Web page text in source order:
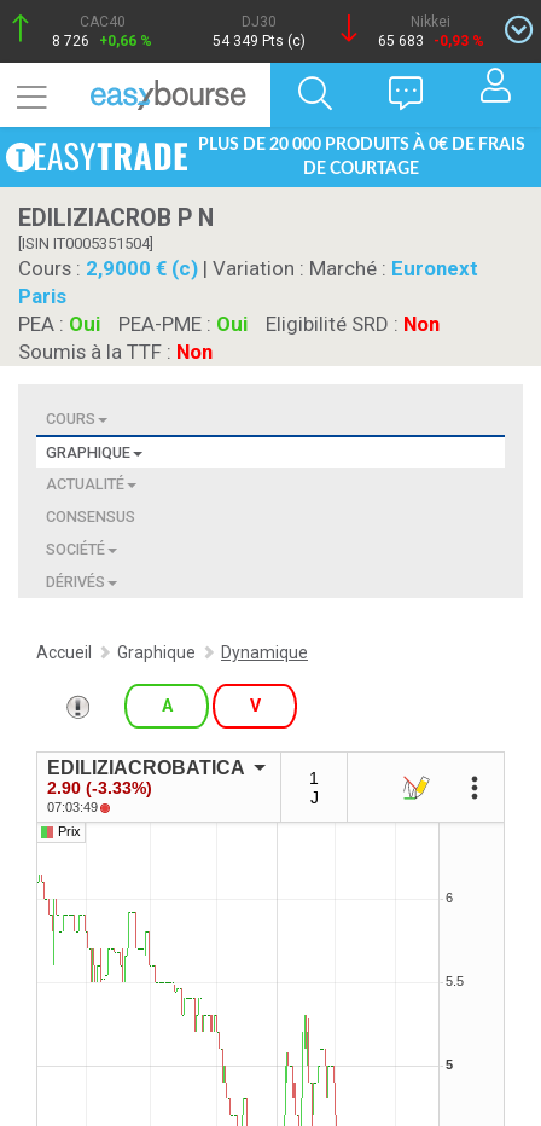
CAC40
8 726
+0,66 %
DJ30
54 349 Pts (c)
Nikkei
65 683
-0,93 %
PLUS DE 20 000 PRODUITS À 0€ DE FRAIS
DE COURTAGE
EDILIZIACROB P N
[ISIN IT0005351504]
Cours : 2,9000 € (c) | Variation : Marché : Euronext
Paris
PEA : Oui PEA-PME : Oui Eligibilité SRD : Non
Soumis à la TTF : Non
COURS
GRAPHIQUE
ACTUALITÉ
CONSENSUS
SOCIÉTÉ
DÉRIVÉS
Accueil Graphique Dynamique
A V